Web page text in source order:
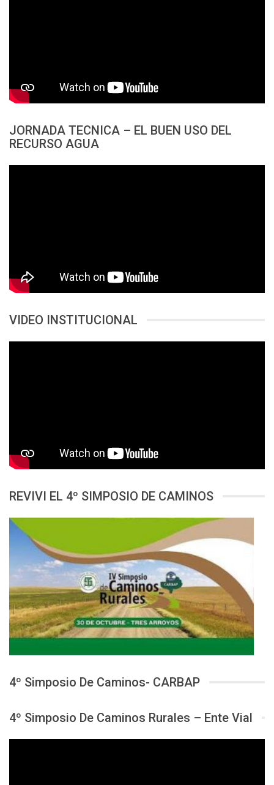
JORNADA TECNICA – EL BUEN USO DEL
RECURSO AGUA
VIDEO INSTITUCIONAL
REVIVI EL 4º SIMPOSIO DE CAMINOS
4º Simposio De Caminos- CARBAP
4º Simposio De Caminos Rurales – Ente Vial